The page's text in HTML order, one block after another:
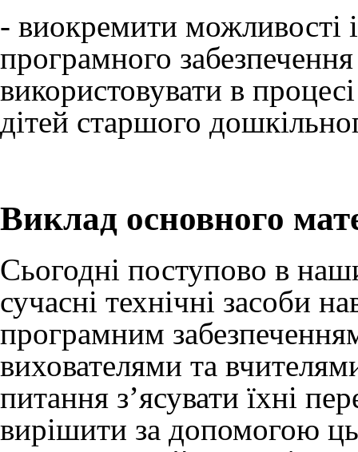
- виокремити можливості
програмного
використовувати в
дітей старшого
Виклад основного
Сьогодні поступово в
сучасні технічні засоби
програмним
вихователями та
питання з’ясувати їхні
вирішити за допомогою